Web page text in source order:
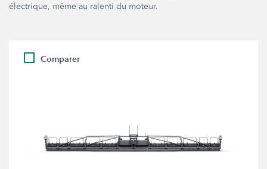
électrique, même au ralenti du moteur.
Comparer